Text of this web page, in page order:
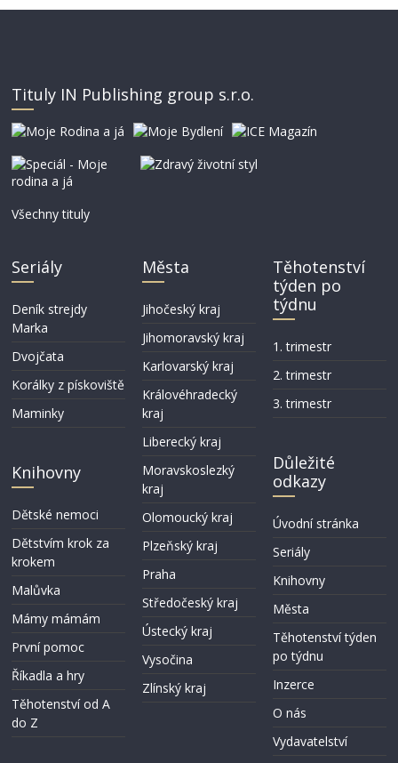
Tituly IN Publishing group s.r.o.
Všechny tituly
Seriály
Deník strejdy
Marka
Dvojčata
Korálky z pískoviště
Maminky
Knihovny
Dětské nemoci
Dětstvím krok za
krokem
Malůvka
Mámy mámám
První pomoc
Říkadla a hry
Těhotenství­ od A
do Z
Města
Jihočeský kraj
Jihomoravský kraj
Karlovarský kraj
Královéhradecký
kraj
Liberecký kraj
Moravskoslezký
kraj
Olomoucký kraj
Plzeňský kraj
Praha
Středočeský kraj
Ústecký kraj
Vysočina
Zlínský kraj
Těhotenství
týden po
týdnu
1. trimestr
2. trimestr
3. trimestr
Důležité
odkazy
Úvodní stránka
Seriály
Knihovny
Města
Těhotenství týden
po týdnu
Inzerce
O nás
Vydavatelství